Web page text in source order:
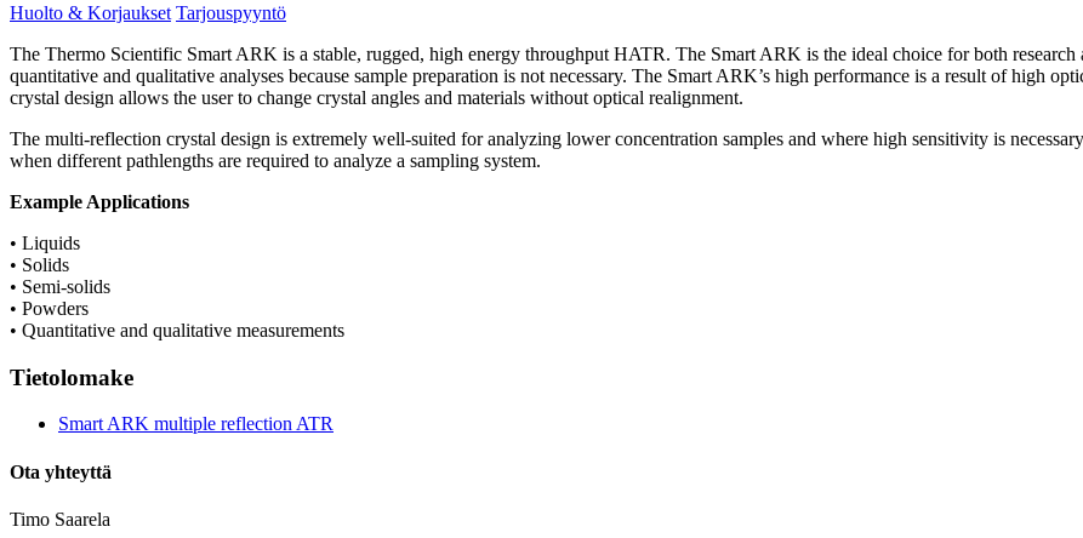
Huolto & Korjaukset Tarjouspyyntö
The Thermo Scientific Smart ARK is a stable, rugged, high energy throughput HATR. The Smart ARK is the ideal choice for both
quantitative and qualitative analyses because sample preparation is not necessary. The Smart ARK’s high performance is a result of high
crystal design allows the user to change crystal angles and materials without optical realignment.
The multi-reflection crystal design is extremely well-suited for analyzing lower concentration samples and where high sensitivity is
when different pathlengths are required to analyze a sampling system.
Example Applications
• Liquids
• Solids
• Semi-solids
• Powders
• Quantitative and qualitative measurements
Tietolomake
Smart ARK multiple reflection ATR
Ota yhteyttä
Timo Saarela